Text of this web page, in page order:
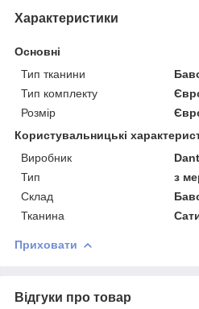
Характеристики
Основні
Тип тканини
Тип комплекту
Розмір
Користувальницькі
Виробник
Тип
з
Склад
Тканина
Приховати
Відгуки про товар